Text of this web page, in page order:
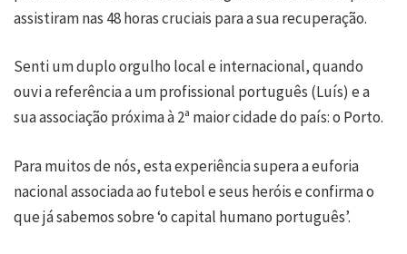
assistiram nas 48 horas cruciais para a sua recuperação.
Senti um duplo orgulho local e internacional, quando
ouvi a referência a um profissional português (Luís) e a
sua associação próxima à 2ª maior cidade do país: o Porto.
Para muitos de nós, esta experiência supera a euforia
nacional associada ao futebol e seus heróis e confirma o
que já sabemos sobre ‘o capital humano português’.